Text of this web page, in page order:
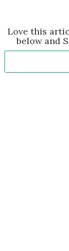
Love this
below and